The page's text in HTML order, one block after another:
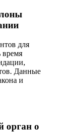
для
время
Данные
и
орган о